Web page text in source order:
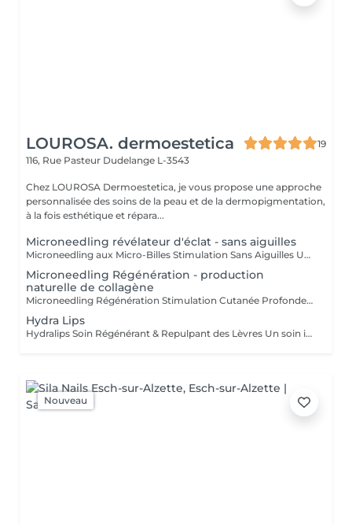
LOUROSA. dermoestetica
19
116, Rue Pasteur Dudelange L-3543
Chez LOUROSA Dermoestetica, je vous propose une approche
personnalisée des soins de la peau et de la dermopigmentation,
à la fois esthétique et répara...
Microneedling révélateur d'éclat - sans aiguilles
Microneedling aux Micro-Billes Stimulation Sans Aiguilles Une technologie innovante pour stimuler la peau en douceur, sans perforation. Ce soin nouvelle génération s'inspire du microneedling traditionnel, tout en proposant une approche différente : ici, il n'y a pas d'aiguilles, mais des micro-billes (spicules d'origine naturelle) qui viennent stimuler la peau de manière mécanique. Ces micro-structures agissent en surface en créant une micro-stimulation contrôlée, activant les mécanismes naturels de régénération cutanée, sans provoquer de micro-perforations profondes. Au contact de la peau, elles permettent : * de stimuler les fibroblastes * d'encourager la production de collagène et d'élastine * d'améliorer progressivement la texture et la qualité de la peau * de favoriser la pénétration des actifs appliqués Ce soin agit également comme une exfoliation active, permettant d'affiner le grain de peau et de raviver l'éclat du teint. Contrairement au microneedling classique, la sensation est plus superficielle, avec un effet légèrement picotant temporaire dû à l'action des micro-billes. Ce traitement est particulièrement adapté pour : * les peaux sensibles ou réactives * les personnes ne souhaitant pas de technique avec aiguilles * améliorer l'éclat, la texture et la qualité de peau en douceur Idéal en alternative douce au microneedling traditionnel, pour une peau stimulée, lissée et revitalisée sans effraction cutanée.
Microneedling Régénération - production
naturelle de collagène
Microneedling Régénération Stimulation Cutanée Profonde Un traitement avancé pour relancer les mécanismes naturels de régénération de la peau. Le microneedling régénération est un soin plus ciblé, visant à stimuler intensément les processus naturels de réparation cutanée. Par la création de micro-lésions contrôlées, ce traitement active la réponse biologique de la peau. Cette stimulation entraîne : * l'activation des fibroblastes * la production de collagène et d'élastine * la restructuration progressive du tissu cutané Ce soin permet d'améliorer visiblement : * les irrégularités du grain de peau * les cicatrices (notamment post-acné) * les signes de l'âge (rides, relâchement) * la fermeté et la qualité globale de la peau L'intensité est adaptée en fonction de votre peau et de vos objectifs, dans une approche progressive et sécurisée. Une légère rougeur peut apparaître après le soin, témoignant de l'activation des mécanismes de régénération. Idéal en cure pour des résultats profonds, durables et visibles sur la qualité de la peau.
Hydra Lips
Hydralips Soin Régénérant & Repulpant des Lèvres Un soin intensif pour hydrater, lisser et sublimer naturellement les lèvres. Le Hydralips est un traitement esthétique utilisant une technique de micro-stimulation douce avec aiguilles, spécialement conçue pour la zone délicate des lèvres. Cette méthode permet de créer de micro-canaux contrôlés afin de favoriser la pénétration d'actifs hydratants et régénérants. Grâce à cette stimulation ciblée, la peau des lèvres est activée en douceur pour relancer ses mécanismes naturels de régénération. Ce soin permet de : * hydrater en profondeur la zone labiale * améliorer la texture et la souplesse des lèvres * stimuler la microcirculation pour un effet bonne mine * apporter un effet repulpant naturel et subtil * raviver l'éclat des lèvres ternes ou déshydratées Contrairement aux injections, le Hydralips ne modifie pas la structure des lèvres mais agit sur la qualité de la peau, pour un rendu frais, naturel et harmonieux. Une légère sensibilité ou rougeur peut apparaître immédiatement après le soin, disparaissant rapidement. Idéal pour celles et ceux qui souhaitent des lèvres plus lisses, hydratées et visiblement revitalisées sans recours aux techniques injectables.
Nouveau